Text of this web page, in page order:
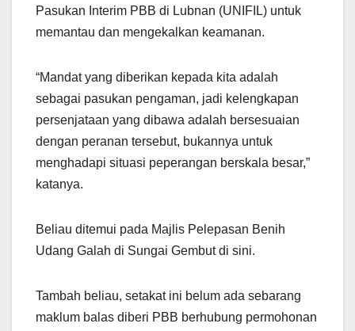
Pasukan Interim PBB di Lubnan (UNIFIL) untuk
memantau dan mengekalkan keamanan.
“Mandat yang diberikan kepada kita adalah
sebagai pasukan pengaman, jadi kelengkapan
persenjataan yang dibawa adalah bersesuaian
dengan peranan tersebut, bukannya untuk
menghadapi situasi peperangan berskala besar,”
katanya.
Beliau ditemui pada Majlis Pelepasan Benih
Udang Galah di Sungai Gembut di sini.
Tambah beliau, setakat ini belum ada sebarang
maklum balas diberi PBB berhubung permohonan